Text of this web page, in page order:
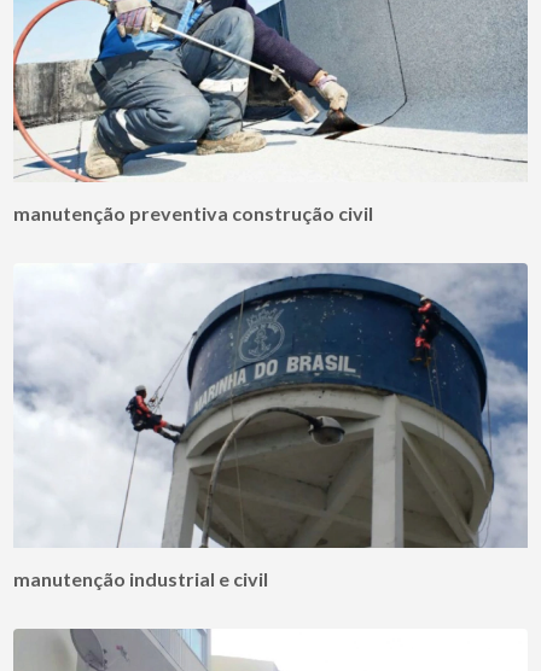
manutenção preventiva construção civil
manutenção industrial e civil